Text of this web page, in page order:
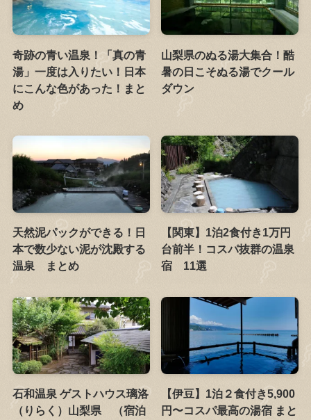
奇跡の青い温泉！「真の青
湯」一度は入りたい！日本
にこんな色があった！まと
め
山梨県のぬる湯大集合！酷
暑の日こそぬる湯でクール
ダウン
天然泥パックができる！日
本で数少ない泥が沈殿する
温泉 まとめ
【関東】1泊2食付き1万円
台前半！コスパ抜群の温泉
宿 11選
石和温泉 ゲストハウス璃洛
（りらく）山梨県 （宿泊
【伊豆】1泊２食付き5,900
円〜コスパ最高の湯宿 まと